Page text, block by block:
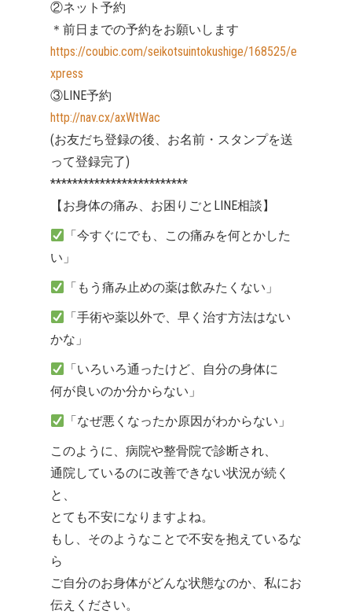
②ネット予約
＊前日までの予約をお願いします
https://coubic.com/seikotsuintokushige/168525/e
xpress
③LINE予約
http://nav.cx/axWtWac
(お友だち登録の後、お名前・スタンプを送
って登録完了)
*************************
【お身体の痛み、お困りごとLINE相談】
「今すぐにでも、この痛みを何とかした
い」
「もう痛み止めの薬は飲みたくない」
「手術や薬以外で、早く治す方法はない
かな」
「いろいろ通ったけど、自分の身体に
何が良いのか分からない」
「なぜ悪くなったか原因がわからない」
このように、病院や整骨院で診断され、
通院しているのに改善できない状況が続く
と、
とても不安になりますよね。
もし、そのようなことで不安を抱えているな
ら
ご自分のお身体がどんな状態なのか、私にお
伝えください。